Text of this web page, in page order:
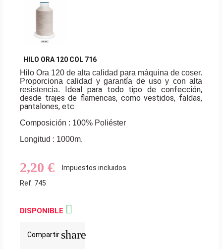
HILO ORA 120 COL 716
Hilo Ora 120 de alta calidad para máquina de coser.
Proporciona calidad y garantía de uso y con alta
resistencia. Ideal para todo tipo de confección,
desde trajes de flamencas, como vestidos, faldas,
pantalones, etc.
Composición : 100% Poliéster
Longitud : 1000m.
2,20 €
Impuestos incluidos
Ref: 745
DISPONIBLE 
Compartir share